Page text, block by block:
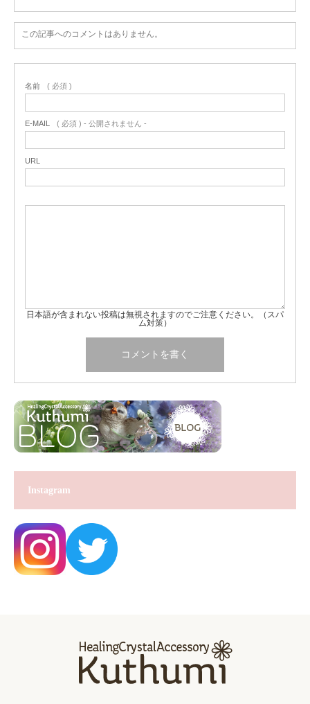
この記事へのコメントはありません。
名前 ( 必須 )
E-MAIL ( 必須 ) - 公開されません -
URL
日本語が含まれない投稿は無視されますのでご注意ください。（スパ
ム対策）
Instagram